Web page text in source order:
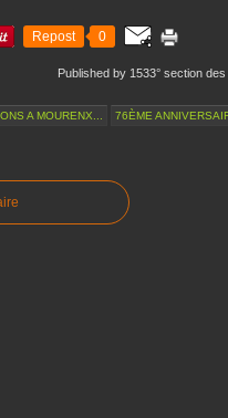
Repost 0
Published by 1533° section
A MOURENX... 76ÈME